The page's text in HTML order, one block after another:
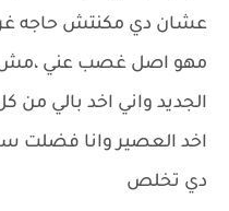
عشان دي مكنتش حاجه
مهو اصل غصب عني ،مش
الجديد واني اخد بالي من
اخد العصير وانا فضلت
دي تخلص